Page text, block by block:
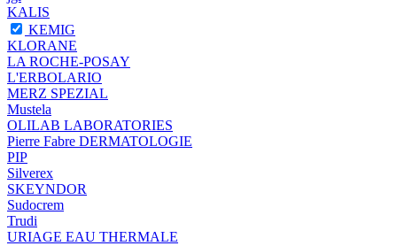
KALIS
KEMIG
KLORANE
LA ROCHE-POSAY
L'ERBOLARIO
MERZ SPEZIAL
Mustela
OLILAB LABORATORIES
Pierre Fabre DERMATOLOGIE
PIP
Silverex
SKEYNDOR
Sudocrem
Trudi
URIAGE EAU THERMALE